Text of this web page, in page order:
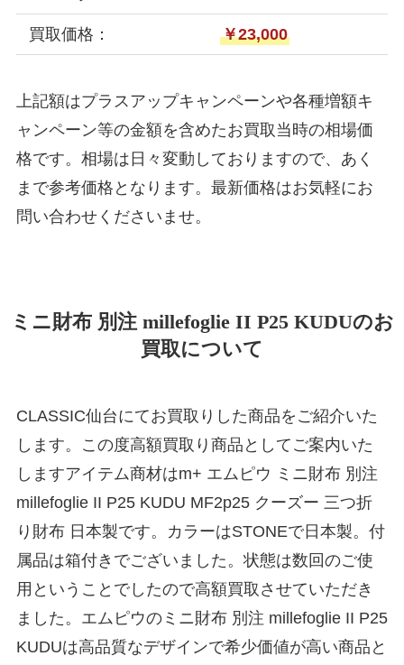
買取価格： ￥23,000
上記額はプラスアップキャンペーンや各種増額キ
ャンペーン等の金額を含めたお買取当時の相場価
格です。相場は日々変動しておりますので、あく
まで参考価格となります。最新価格はお気軽にお
問い合わせくださいませ。
ミニ財布 別注 millefoglie II P25 KUDUのお
買取について
CLASSIC仙台にてお買取りした商品をご紹介いた
します。この度高額買取り商品としてご案内いた
しますアイテム商材はm+ エムピウ ミニ財布 別注
millefoglie II P25 KUDU MF2p25 クーズー 三つ折
り財布 日本製です。カラーはSTONEで日本製。付
属品は箱付きでございました。状態は数回のご使
用ということでしたので高額買取させていただき
ました。エムピウのミニ財布 別注 millefoglie II P25
KUDUは高品質なデザインで希少価値が高い商品と